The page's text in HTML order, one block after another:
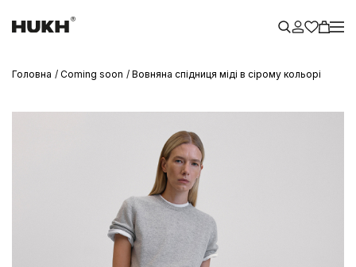
Головна Coming soon Вовняна спідниця міді в сірому кольорі